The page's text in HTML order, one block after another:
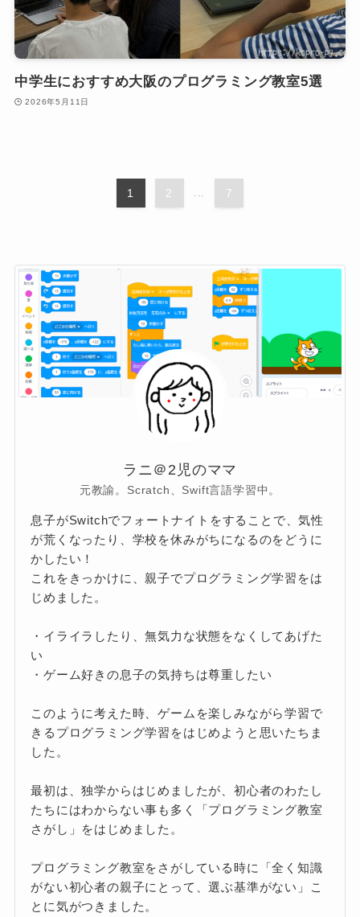
中学生におすすめ大阪のプログラミング教室5選
2026年5月11日
1 2 ... 7
ラニ＠2児のママ
元教諭。Scratch、Swift言語学習中。
息子がSwitchでフォートナイトをすることで、気性
が荒くなったり、学校を休みがちになるのをどうに
かしたい！
これをきっかけに、親子でプログラミング学習をは
じめました。
・イライラしたり、無気力な状態をなくしてあげた
い
・ゲーム好きの息子の気持ちは尊重したい
このように考えた時、ゲームを楽しみながら学習で
きるプログラミング学習をはじめようと思いたちま
した。
最初は、独学からはじめましたが、初心者のわたし
たちにはわからない事も多く「プログラミング教室
さがし」をはじめました。
プログラミング教室をさがしている時に「全く知識
がない初心者の親子にとって、選ぶ基準がない」こ
とに気がつきました。